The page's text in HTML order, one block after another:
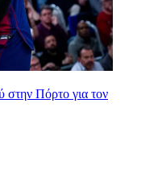
στην Πόρτο για τον